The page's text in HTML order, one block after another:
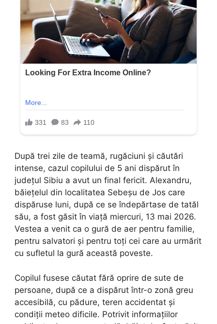
După trei zile de teamă, rugăciuni și căutări
intense, cazul copilului de 5 ani dispărut în
județul Sibiu a avut un final fericit. Alexandru,
băiețelul din localitatea Sebeșu de Jos care
dispăruse luni, după ce se îndepărtase de tatăl
său, a fost găsit în viață miercuri, 13 mai 2026.
Vestea a venit ca o gură de aer pentru familie,
pentru salvatori și pentru toți cei care au urmărit
cu sufletul la gură această poveste.
Copilul fusese căutat fără oprire de sute de
persoane, după ce a dispărut într-o zonă greu
accesibilă, cu pădure, teren accidentat și
condiții meteo dificile. Potrivit informațiilor